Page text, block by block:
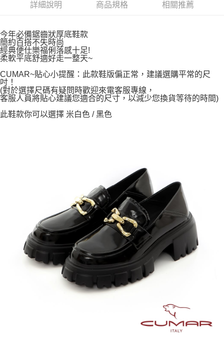
詳細說明 商品規格 相關推薦
今年必備鋸齒狀厚底鞋款
簡約百搭不失時尚
經典便仕樂福俐落感十足!
柔軟平底舒適好走一整天~
CUMAR~貼心小提醒：此款鞋版偏正常，建議選購平常的尺
吋！
(對於選擇尺碼有疑問時歡迎來電客服專線，
客服人員將貼心建議您適合的尺寸，以減少您換貨等待的時間)
此鞋款你可以選擇 米白色 / 黑色